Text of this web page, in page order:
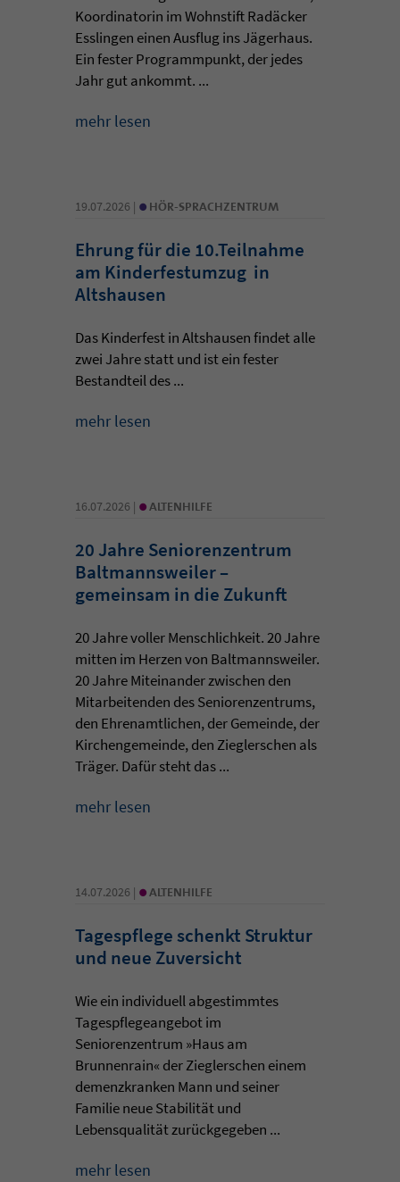
Koordinatorin im Wohnstift Radäcker
Esslingen einen Ausflug ins Jägerhaus.
Ein fester Programmpunkt, der jedes
Jahr gut ankommt. ...
mehr lesen
19.07.2026 | • HÖR-SPRACHZENTRUM
Ehrung für die 10.Teilnahme
am Kinderfestumzug in
Altshausen
Das Kinderfest in Altshausen findet alle
zwei Jahre statt und ist ein fester
Bestandteil des ...
mehr lesen
16.07.2026 | • ALTENHILFE
20 Jahre Seniorenzentrum
Baltmannsweiler –
gemeinsam in die Zukunft
20 Jahre voller Menschlichkeit. 20 Jahre
mitten im Herzen von Baltmannsweiler.
20 Jahre Miteinander zwischen den
Mitarbeitenden des Seniorenzentrums,
den Ehrenamtlichen, der Gemeinde, der
Kirchengemeinde, den Zieglerschen als
Träger. Dafür steht das ...
mehr lesen
14.07.2026 | • ALTENHILFE
Tagespflege schenkt Struktur
und neue Zuversicht
Wie ein individuell abgestimmtes
Tagespflegeangebot im
Seniorenzentrum »Haus am
Brunnenrain« der Zieglerschen einem
demenzkranken Mann und seiner
Familie neue Stabilität und
Lebensqualität zurückgegeben ...
mehr lesen